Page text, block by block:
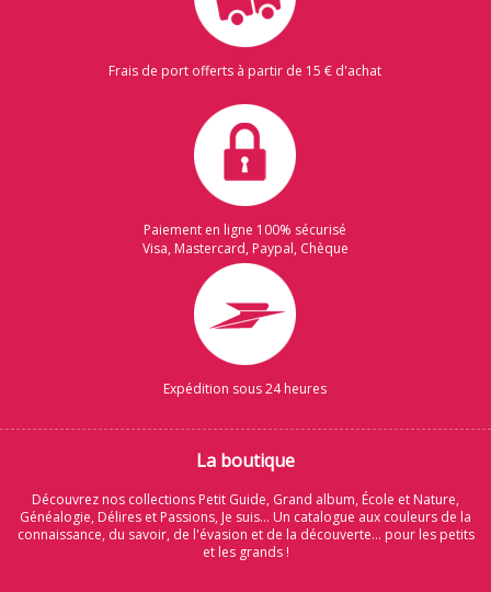
Frais de port offerts à partir de 15 € d'achat
Paiement en ligne 100% sécurisé
Visa, Mastercard, Paypal, Chèque
Expédition sous 24 heures
La boutique
Découvrez nos collections Petit Guide, Grand album, École et Nature,
Généalogie, Délires et Passions, Je suis... Un catalogue aux couleurs de la
connaissance, du savoir, de l'évasion et de la découverte... pour les petits
et les grands !